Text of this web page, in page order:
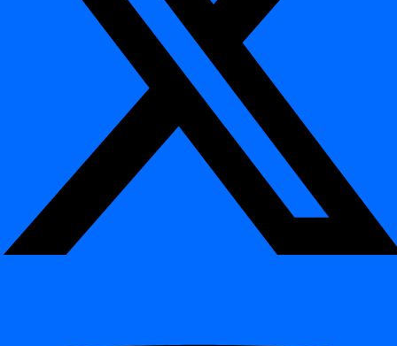
Exécution in-database :
digna exécute les vérifications de
timeliness directement dans votre base de données ou entrepôt
de données.
Accès metadata léger :
lit les horodatages de jobs, les
comptages d'enregistrements et les informations de partition
— aucune extraction de données requise.
Fréquence configurable :
planifiez la surveillance par jeu de
données, schéma ou pipeline.
Alertes inter-modules : les résultats peuvent déclencher des
avertissements visuels dansInspection Hub ou des
notifications par e-mail, Slack ou API.
Cas d'utilisation exemple ¶
Flux de marché financier :
détecter les retards dans les mises